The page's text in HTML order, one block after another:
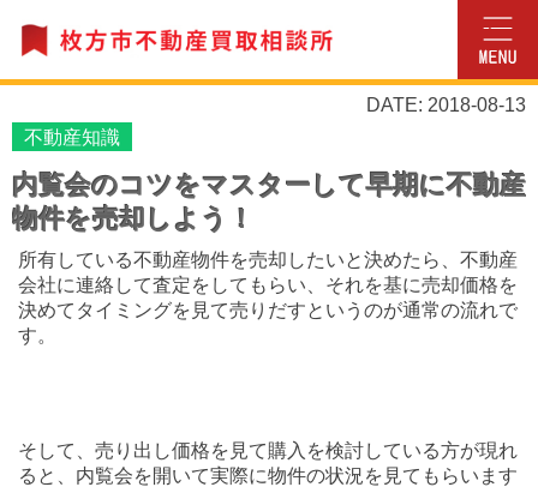
DATE: 2018-08-13
不動産知識
内覧会のコツをマスターして早期に不動産
物件を売却しよう！
所有している不動産物件を売却したいと決めたら、不動産
会社に連絡して査定をしてもらい、それを基に売却価格を
決めてタイミングを見て売りだすというのが通常の流れで
す。
そして、売り出し価格を見て購入を検討している方が現れ
ると、内覧会を開いて実際に物件の状況を見てもらいます